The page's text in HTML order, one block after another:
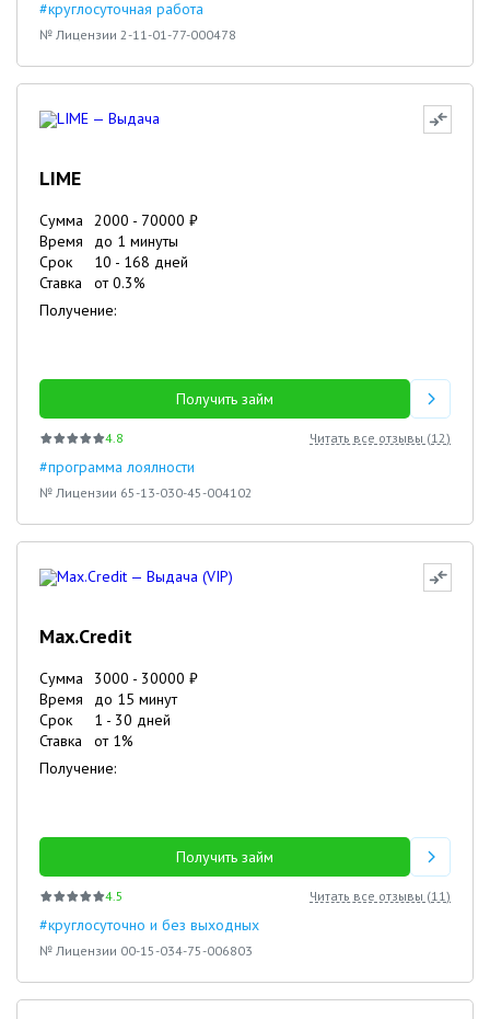
#круглосуточная работа
№ Лицензии 2-11-01-77-000478
LIME
Сумма 2000 - 70000 ₽
Время
до 1 минуты
Срок
10 - 168 дней
Ставка
от0.3%
Получение:
Получить займ
4.8 Читать все отзывы (12)
#программа лоялности
№ Лицензии 65-13-030-45-004102
Max.Credit
Сумма 3000 - 30000 ₽
Время
до 15 минут
Срок
1 - 30 дней
Ставка
от 1%
Получение:
Получить займ
4.5 Читать все отзывы (11)
#круглосуточно и без выходных
№ Лицензии 00-15-034-75-006803